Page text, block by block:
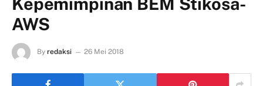
AWS
By redaksi 26 Mei 2018